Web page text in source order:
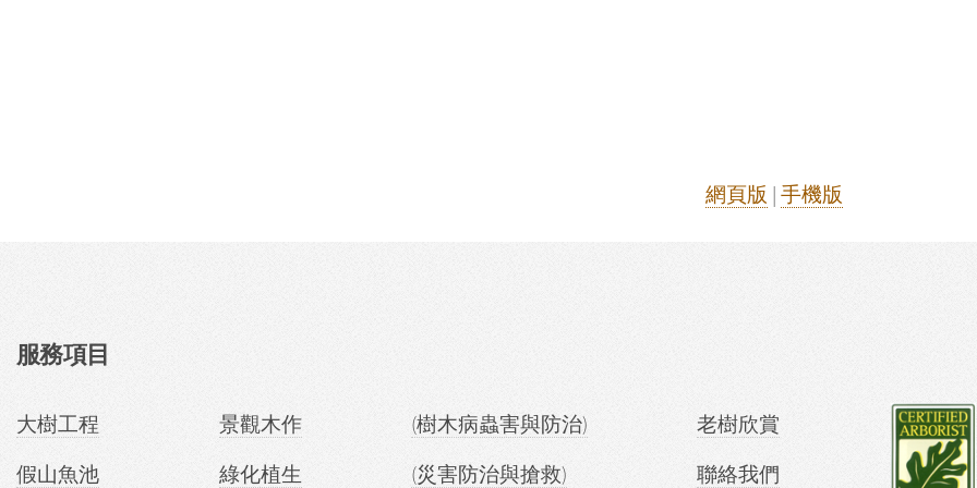
網頁版 | 手機版
服務項目
大樹工程
假山魚池
景觀木作
綠化植生
(樹木病蟲害與防治)
(災害防治與搶救)
老樹欣賞
聯絡我們